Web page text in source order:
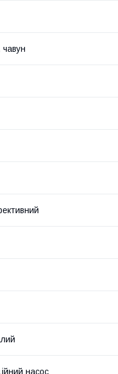
чавун
насос